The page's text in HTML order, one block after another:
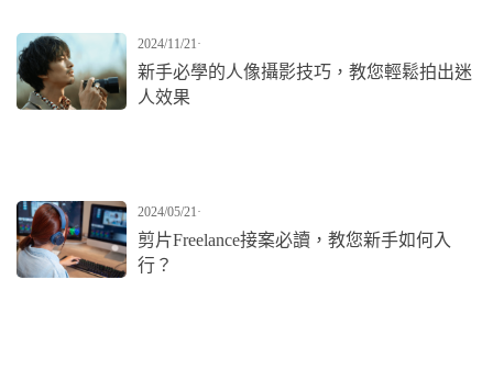
2024/11/21·
新手必學的人像攝影技巧，教您輕鬆拍出迷
人效果
2024/05/21·
剪片Freelance接案必讀，教您新手如何入
行？